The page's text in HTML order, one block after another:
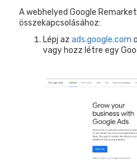
A webhelyed Google
összekapcsolásához:
Lépj az ads.google.com
vagy hozz létre egy